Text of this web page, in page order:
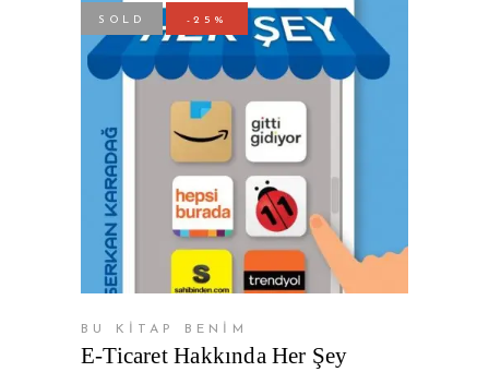
-25%
SOLD
DEVAMINI OKU
BU KİTAP BENİM
E-Ticaret Hakkında Her Şey